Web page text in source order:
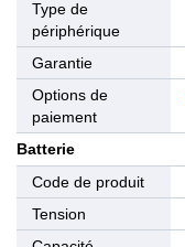
Type de
périphérique
Garantie
Options de
paiement
Batterie
Code de produit
Tension